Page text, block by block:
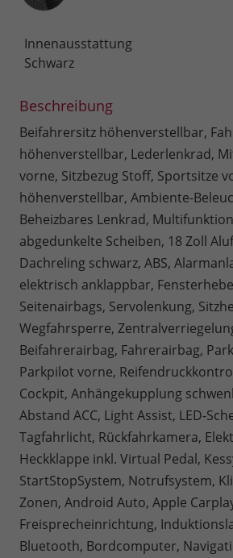
Innenausstattung
Schwarz
Beschreibung
Beifahrersitz höhenverstellbar,
höhenverstellbar, Lederlenkrad,
vorne, Sitzbezug Stoff, Sportsitze
höhenverstellbar, Ambiente-
Beheizbares Lenkrad,
abgedunkelte Scheiben, 18 Zoll
Dachreling schwarz, ABS,
elektrisch anklappbar,
Seitenairbags, Servolenkung,
Wegfahrsperre,
Beifahrerairbag, Fahrerairbag,
Parkpilot vorne,
Cockpit, Anhängekupplung
Abstand ACC, Light Assist, LED-
Tagfahrlicht, Rückfahrkamera,
Heckklappe inkl. Virtual Pedal,
StartStopSystem, Notrufsystem,
Zonen, Android Auto, Apple
Freisprecheinrichtung,
Bluetooth, Bordcomputer,